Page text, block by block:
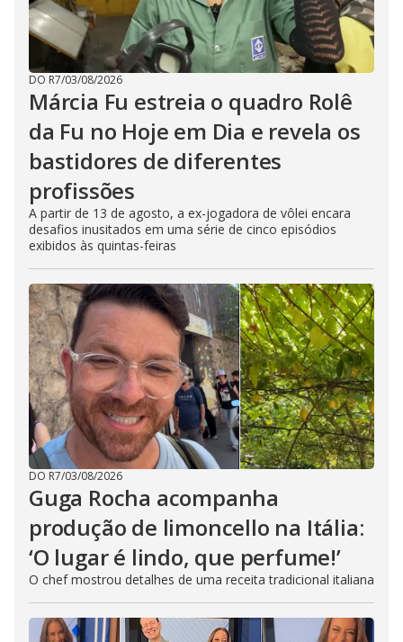
DO R7/03/08/2026
Márcia Fu estreia o quadro Rolê
da Fu no Hoje em Dia e revela os
bastidores de diferentes
profissões
A partir de 13 de agosto, a ex-jogadora de vôlei encara
desafios inusitados em uma série de cinco episódios
exibidos às quintas-feiras
DO R7/03/08/2026
Guga Rocha acompanha
produção de limoncello na Itália:
‘O lugar é lindo, que perfume!’
O chef mostrou detalhes de uma receita tradicional italiana